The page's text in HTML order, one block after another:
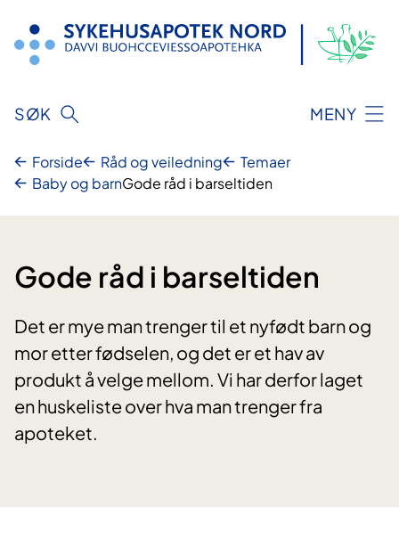
innhold
SØK MENY
Forside Råd og veiledning
Temaer
Baby og barnGode råd i barseltiden
Gode råd i barseltiden
Det er mye man trenger til et nyfødt barn og
mor etter fødselen, og det er et hav av
produkt å velge mellom. Vi har derfor laget
en huskeliste over hva man trenger fra
apoteket.